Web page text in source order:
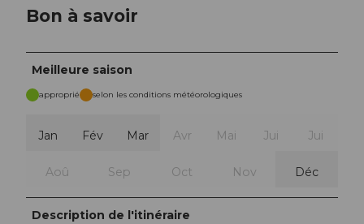
Bon à savoir
Meilleure saison
approprié selon les conditions météorologiques
Jan Fév Mar Avr Mai Jui Jui
Aoû Sep Oct Nov Déc
Description de l'itinéraire